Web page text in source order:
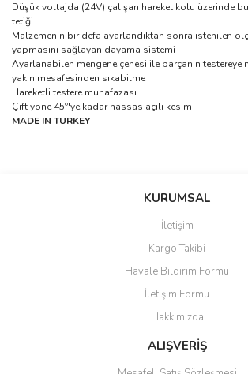
Düşük voltajda (24V) çalışan hareket kolu üzerinde
tetiği
Malzemenin bir defa ayarlandıktan sonra istenilen
yapmasını sağlayan dayama sistemi
Ayarlanabilen mengene çenesi ile parçanın testereye
yakın mesafesinden sıkabilme
Hareketli testere muhafazası
Çift yöne 45º'ye kadar hassas açılı kesim
MADE IN TURKEY
Bu ürüne ilk yorumu siz yapın!
Ürün resmi kalitesiz, bozuk veya
Ürün açıklamasında eksik bilgiler bulunuyor.
Ürün bilgilerinde hatalar bulunuyor.
Ürün fiyatı diğer sitelerden daha pahalı.
Bu ürüne benzer farklı alternatifler olmalı.
KURUMSAL
İletişim
Kargo Takibi
Havale Bildirim Formu
İletişim Formu
Hakkımızda
ALIŞVERİŞ